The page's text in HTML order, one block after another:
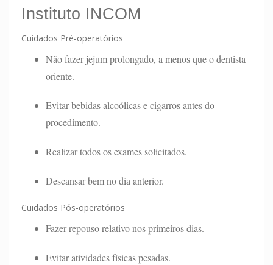
Instituto INCOM
Cuidados Pré-operatórios
Não fazer jejum prolongado, a menos que o dentista
oriente.
Evitar bebidas alcoólicas e cigarros antes do
procedimento.
Realizar todos os exames solicitados.
Descansar bem no dia anterior.
Cuidados Pós-operatórios
Fazer repouso relativo nos primeiros dias.
Evitar atividades físicas pesadas.